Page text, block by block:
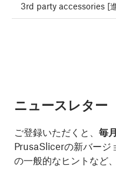
3rd party accessories [
ニュースレター
ご登録いただくと、 毎月
PrusaSlicerの新バージ
の一般的なヒントなど